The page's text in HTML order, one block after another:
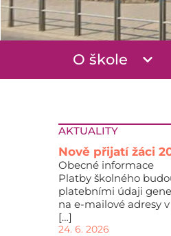
O škole
AKTUALITY
Nově přijatí žáci
Obecné informace
Platby školného
platebními údaji
na e-mailové adresy
[…]
24. 6. 2026